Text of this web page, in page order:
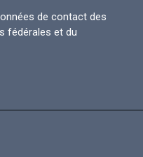
de contact des
fédérales et du